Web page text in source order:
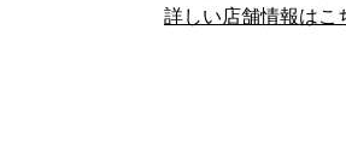
詳しい店舗情報はこ